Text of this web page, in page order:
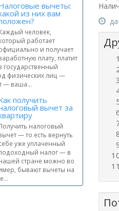
вычеты:
из них вам
человек,
работает
и получает
плату, платит
государственный
физических лиц —
— ваша...
получить
вычет за
налоговый
— то есть вернуть
уже уплаченный
налог — в
стране можно во
бывают вычеты на